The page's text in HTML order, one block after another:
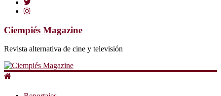
Ciempiés Magazine
Revista alternativa de cine y televisión